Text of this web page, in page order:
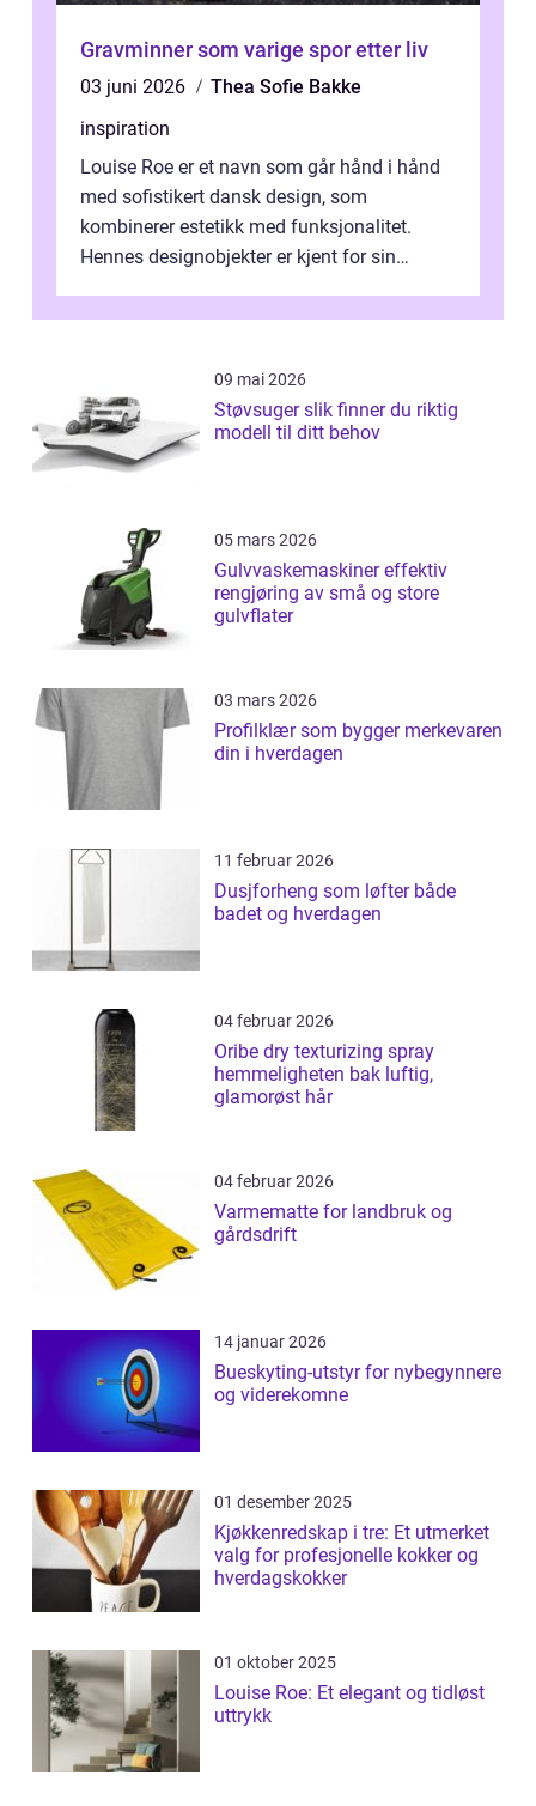
Gravminner som varige spor etter liv
03 juni 2026
Thea Sofie Bakke
inspiration
Louise Roe er et navn som går hånd i hånd
med sofistikert dansk design, som
kombinerer estetikk med funksjonalitet.
Hennes designobjekter er kjent for sin
09 mai 2026
Støvsuger slik finner du riktig
modell til ditt behov
05 mars 2026
Gulvvaskemaskiner effektiv
rengjøring av små og store
gulvflater
03 mars 2026
Profilklær som bygger merkevaren
din i hverdagen
11 februar 2026
Dusjforheng som løfter både
badet og hverdagen
04 februar 2026
Oribe dry texturizing spray
hemmeligheten bak luftig,
glamorøst hår
04 februar 2026
Varmematte for landbruk og
gårdsdrift
14 januar 2026
Bueskyting-utstyr for nybegynnere
og viderekomne
01 desember 2025
Kjøkkenredskap i tre: Et utmerket
valg for profesjonelle kokker og
hverdagskokker
01 oktober 2025
Louise Roe: Et elegant og tidløst
uttrykk